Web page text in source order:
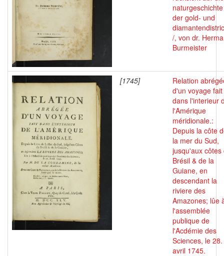
naturgeschichte
der gold- und
/, von dr.
Burmeister
[1745]
Relation
d'un voyage fait
dans l'interieur
l'Amérique
méridionale.:
Depuis la côte
la mer du Sud,
jusqu'aux côtes
Brésil & de la
Guiane, en
descendant la
riviere des
Amazones; lûe
l'assemblée
publique de
l'Acdémie des
Sciences, le 28.
avril 1745.